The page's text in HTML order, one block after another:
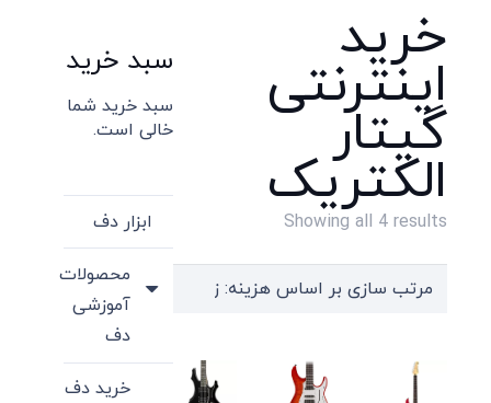
خرید
اینترنتی
گیتار
الکتریک
Showing all 4 results
Sorted
price:
سبد خرید
سبد خرید شما
خالی است.
ابزار دف
محصولات
آموزشی
دف
خرید دف